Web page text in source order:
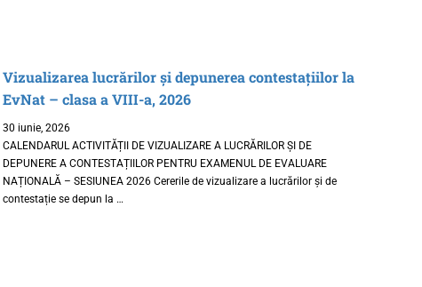
Vizualizarea lucrărilor și depunerea contestațiilor la
EvNat – clasa a VIII-a, 2026
30 iunie, 2026
CALENDARUL ACTIVITĂȚII DE VIZUALIZARE A LUCRĂRILOR ȘI DE
DEPUNERE A CONTESTAȚIILOR PENTRU EXAMENUL DE EVALUARE
NAȚIONALĂ – SESIUNEA 2026 Cererile de vizualizare a lucrărilor și de
contestație se depun la …